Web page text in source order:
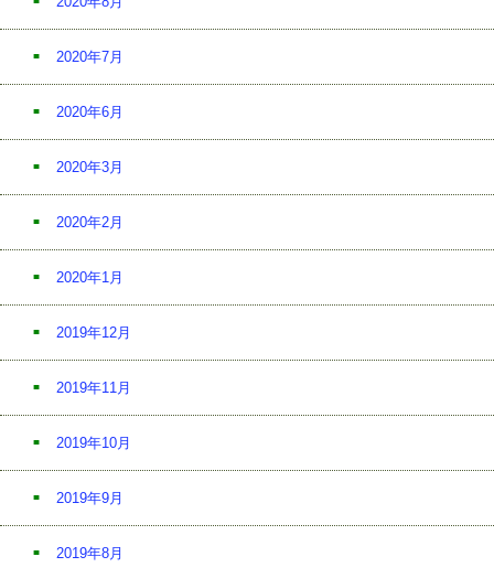
2020年7月
2020年6月
2020年3月
2020年2月
2020年1月
2019年12月
2019年11月
2019年10月
2019年9月
2019年8月